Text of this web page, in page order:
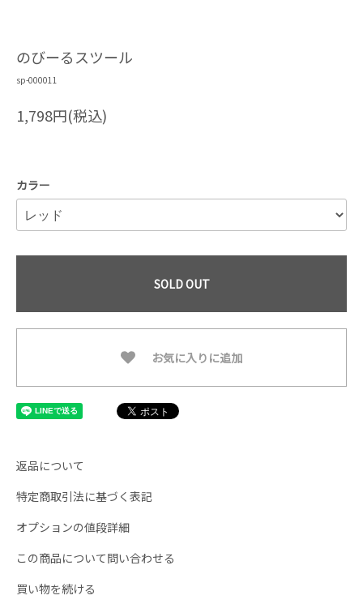
のびーるスツール
sp-000011
1,798円(税込)
カラー
SOLD OUT
お気に入りに追加
返品について
特定商取引法に基づく表記
オプションの値段詳細
この商品について問い合わせる
買い物を続ける